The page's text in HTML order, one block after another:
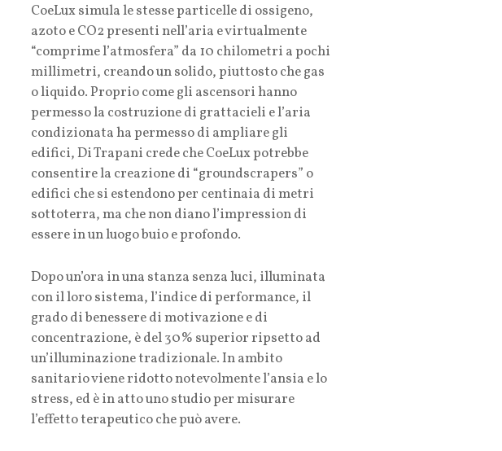
CoeLux simula le stesse particelle di ossigeno,
azoto e CO2 presenti nell’aria e virtualmente
“comprime l’atmosfera” da 10 chilometri a pochi
millimetri, creando un solido, piuttosto che gas
o liquido. Proprio come gli ascensori hanno
permesso la costruzione di grattacieli e l’aria
condizionata ha permesso di ampliare gli
edifici, Di Trapani crede che CoeLux potrebbe
consentire la creazione di “groundscrapers” o
edifici che si estendono per centinaia di metri
sottoterra, ma che non diano l’impression di
essere in un luogo buio e profondo.
Dopo un’ora in una stanza senza luci, illuminata
con il loro sistema, l’indice di performance, il
grado di benessere di motivazione e di
concentrazione, è del 30% superior ripsetto ad
un’illuminazione tradizionale. In ambito
sanitario viene ridotto notevolmente l’ansia e lo
stress, ed è in atto uno studio per misurare
l’effetto terapeutico che può avere.